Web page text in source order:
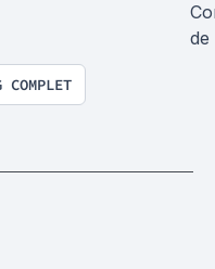
de